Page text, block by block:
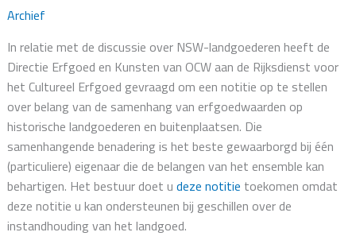
Archief
In relatie met de discussie over NSW-landgoederen heeft de
Directie Erfgoed en Kunsten van OCW aan de Rijksdienst voor
het Cultureel Erfgoed gevraagd om een notitie op te stellen
over belang van de samenhang van erfgoedwaarden op
historische landgoederen en buitenplaatsen. Die
samenhangende benadering is het beste gewaarborgd bij één
(particuliere) eigenaar die de belangen van het ensemble kan
behartigen. Het bestuur doet udeze notitie toekomen omdat
deze notitie u kan ondersteunen bij geschillen over de
instandhouding van het landgoed.